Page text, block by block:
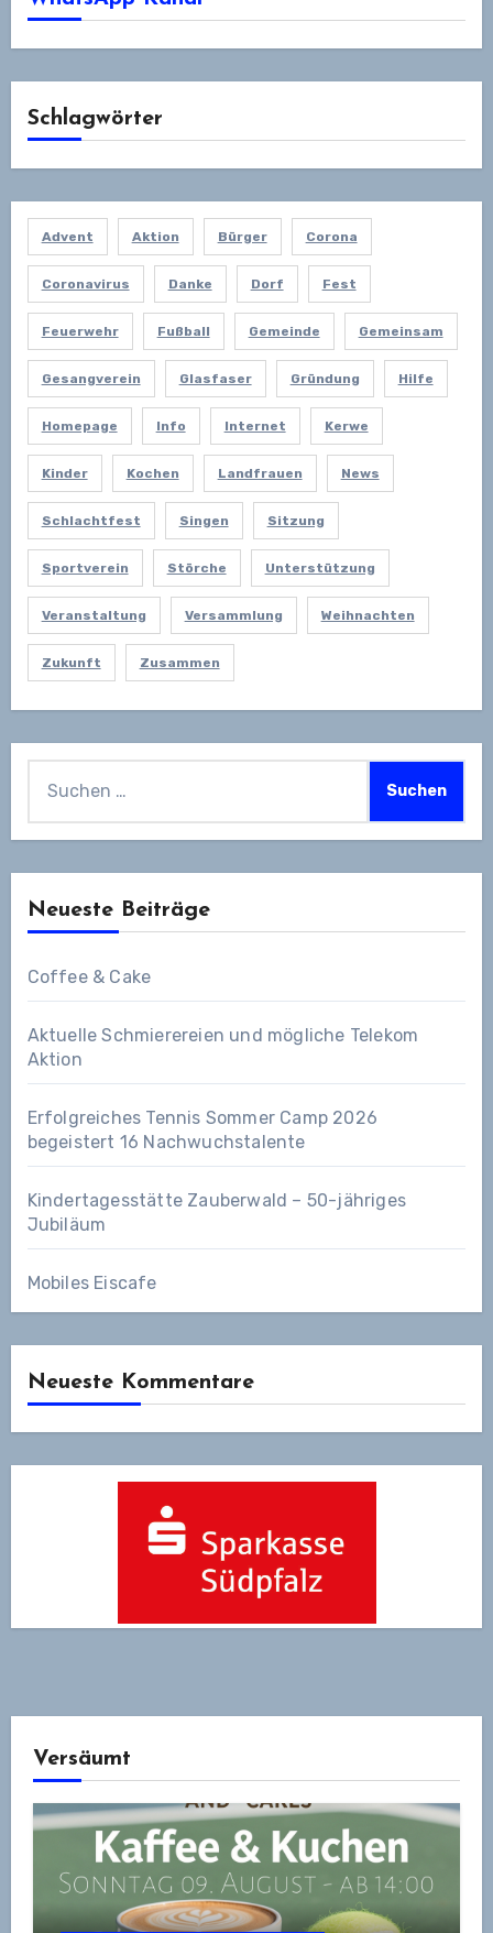
Schlagwörter
Advent Aktion Bürger Corona
Coronavirus Danke Dorf Fest
Feuerwehr Fußball Gemeinde Gemeinsam
Gesangverein Glasfaser Gründung Hilfe
Homepage Info Internet Kerwe
Kinder Kochen Landfrauen News
Schlachtfest Singen Sitzung
Sportverein Störche Unterstützung
Veranstaltung Versammlung Weihnachten
Zukunft Zusammen
Neueste Beiträge
Coffee & Cake
Aktuelle Schmierereien und mögliche Telekom
Aktion
Erfolgreiches Tennis Sommer Camp 2026
begeistert 16 Nachwuchstalente
Kindertagesstätte Zauberwald – 50-jähriges
Jubiläum
Mobiles Eiscafe
Neueste Kommentare
Versäumt